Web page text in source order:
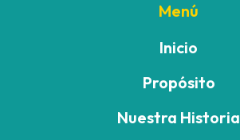
Menú
Inicio
Propósito
Nuestra Historia